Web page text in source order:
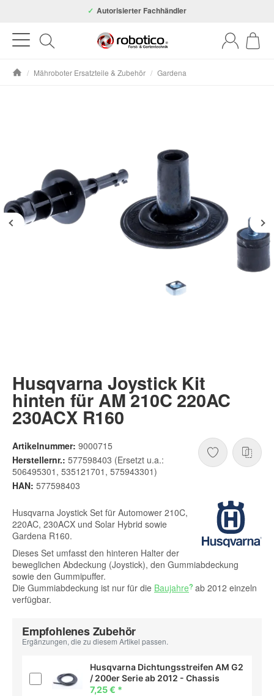
Autorisierter Fachhändler
/ Mähroboter Ersatzteile & Zubehör / Gardena
Husqvarna Joystick Kit
hinten für AM 210C 220AC
230ACX R160
Artikelnummer: 9000715
Herstellernr.: 577598403 (Ersetzt u.a.:
506495301, 535121701, 575943301)
HAN: 577598403
Husqvarna Joystick Set für Automower 210C,
220AC, 230ACX und Solar Hybrid sowie
Gardena R160.
Dieses Set umfasst den hinteren Halter der
beweglichen Abdeckung (Joystick), den Gummiabdeckung
sowie den Gummipuffer.
Die Gummiabdeckung ist nur für die Baujahre ab 2012 einzeln
verfügbar.
Empfohlenes Zubehör
Ergänzungen, die zu diesem Artikel passen.
Husqvarna Dichtungsstreifen AM G2
/ 200er Serie ab 2012 - Chassis
7,25 € *